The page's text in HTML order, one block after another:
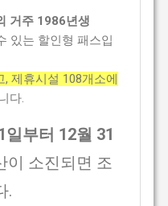
거주 1986년생
있는 할인형 패스입
, 제휴시설 108개소에
다.
일부터 12월 31
이 소진되면 조
.